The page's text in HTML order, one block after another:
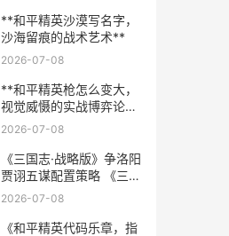
**和平精英沙漠写名字，
沙海留痕的战术艺术**
2026-07-08
**和平精英枪怎么变大，
视觉威慑的实战博弈论，
副标题，巨物枪械背后的
2026-07-08
《三国志·战略版》争洛阳
贾诩五谋配置策略 《三国
志·战略版》年度版本更新
2026-07-08
《和平精英代码乐章，指